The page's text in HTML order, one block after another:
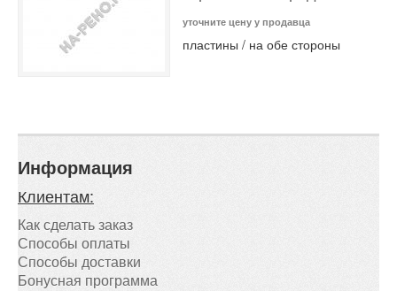
уточните цену у продавца
пластины / на обе стороны
Информация
Клиентам:
Как сделать заказ
Способы оплаты
Способы доставки
Бонусная программа